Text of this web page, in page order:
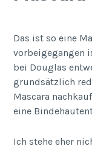
Das ist so eine
vorbeigegangen
bei Douglas
grundsätzlich
Mascara
eine
Ich stehe eher